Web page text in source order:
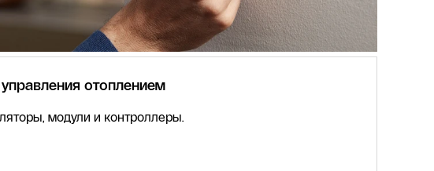
отоплением
модули и контроллеры.